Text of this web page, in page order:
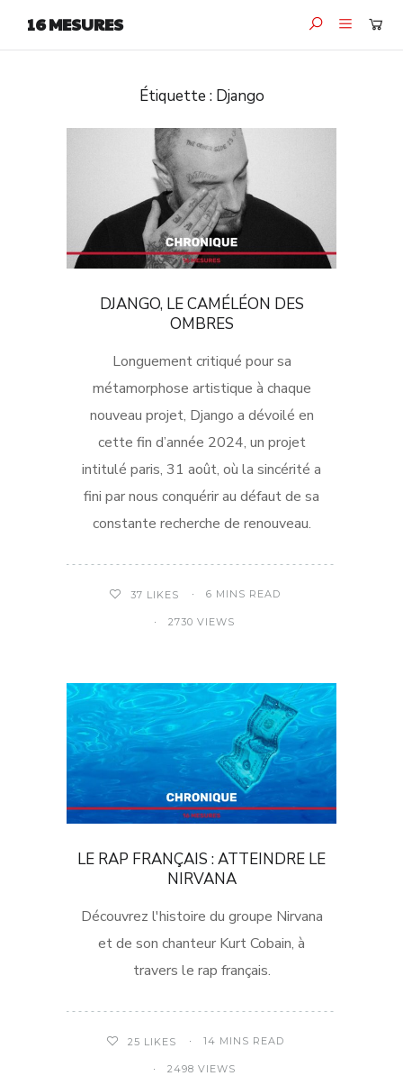
16 MESURES
Étiquette : Django
DJANGO, LE CAMÉLÉON DES
OMBRES
Longuement critiqué pour sa
métamorphose artistique à chaque
nouveau projet, Django a dévoilé en
cette fin d’année 2024, un projet
intitulé paris, 31 août, où la sincérité a
fini par nous conquérir au défaut de sa
constante recherche de renouveau.
37 LIKES 6 MINS READ
2730 VIEWS
LE RAP FRANÇAIS : ATTEINDRE LE
NIRVANA
Découvrez l'histoire du groupe Nirvana
et de son chanteur Kurt Cobain, à
travers le rap français.
25 LIKES 14 MINS READ
2498 VIEWS